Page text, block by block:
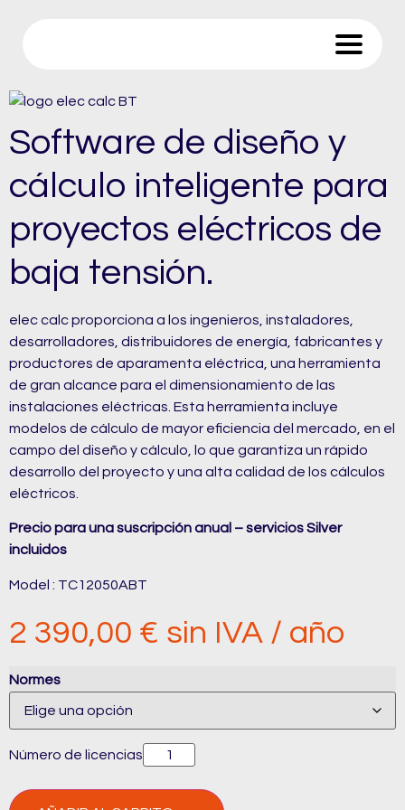
Software de diseño y
cálculo inteligente para
proyectos eléctricos de
baja tensión.
elec calc proporciona a los ingenieros, instaladores,
desarrolladores, distribuidores de energía, fabricantes y
productores de aparamenta eléctrica, una herramienta
de gran alcance para el dimensionamiento de las
instalaciones eléctricas. Esta herramienta incluye
modelos de cálculo de mayor eficiencia del mercado, en el
campo del diseño y cálculo, lo que garantiza un rápido
desarrollo del proyecto y una alta calidad de los cálculos
eléctricos.
Precio para una suscripción anual – servicios Silver
incluidos
Model : TC12050ABT
2 390,00 € sin IVA / año
Normes
Número de licencias